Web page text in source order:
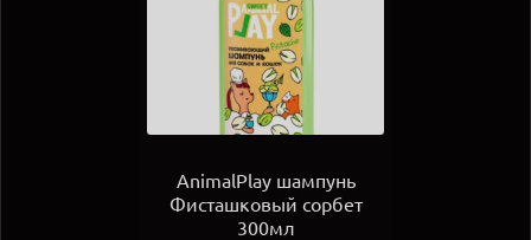
AnimalPlay шампунь
Фисташковый сорбет
300мл